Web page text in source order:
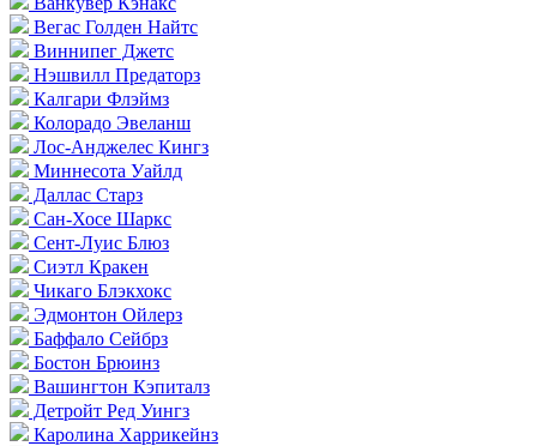
Вегас Голден Найтс
Виннипег Джетс
Нэшвилл Предаторз
Калгари Флэймз
Колорадо Эвеланш
Лос-Анджелес Кингз
Миннесота Уайлд
Даллас Старз
Сан-Хосе Шаркс
Сент-Луис Блюз
Сиэтл Кракен
Чикаго Блэкхокс
Эдмонтон Ойлерз
Баффало Сейбрз
Бостон Брюинз
Вашингтон Кэпиталз
Детройт Ред Уингз
Каролина Харрикейнз